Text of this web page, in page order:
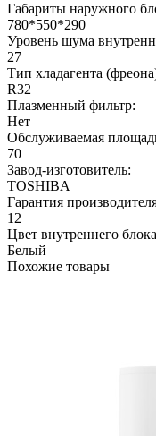
Габариты наружного
780*550*290
Уровень шума
27
Тип хладагента
R32
Плазменный фильтр:
Нет
Обслуживаемая
70
Завод-изготовитель:
TOSHIBA
Гарантия
12
Цвет внутреннего
Белый
Похожие товары